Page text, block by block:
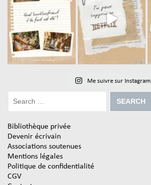
Me suivre sur Instagram
Bibliothèque privée
Devenir écrivain
Associations soutenues
Mentions légales
Politique de confidentialité
CGV